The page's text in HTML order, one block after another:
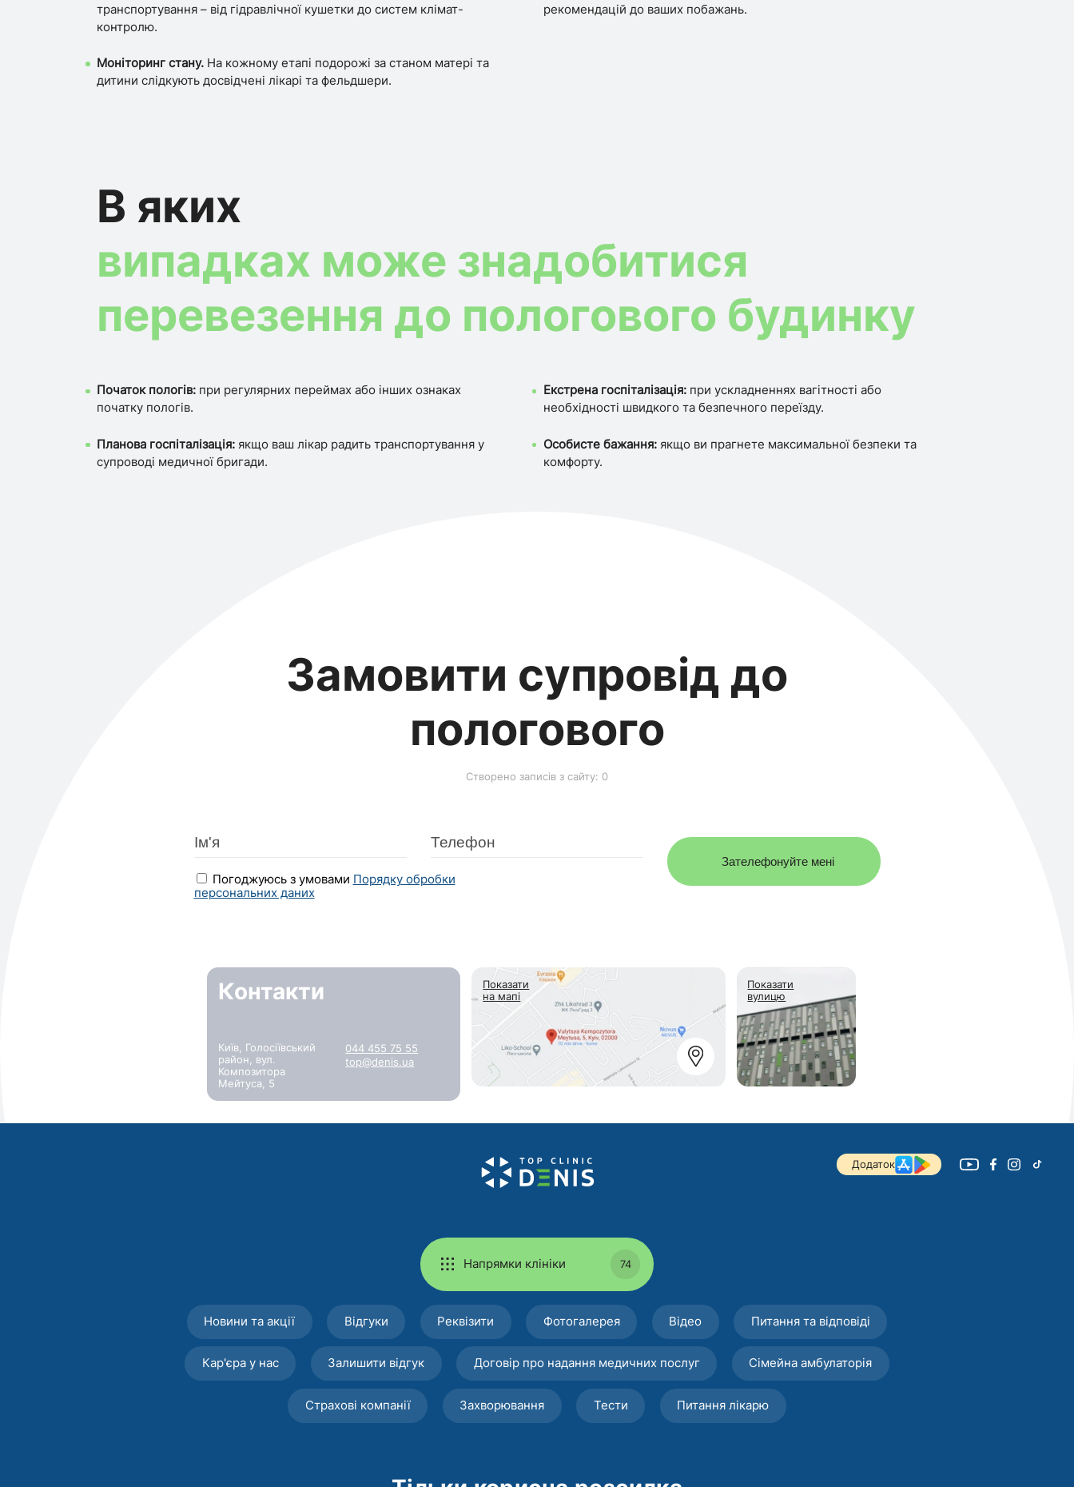
транспортування – від гідравлічної кушетки до систем клімат-
контролю.
Моніторинг стану. На кожному етапі подорожі за станом матері та
дитини слідкують досвідчені лікарі та фельдшери.
рекомендацій до ваших побажань.
В яких
випадках може знадобитися
перевезення до пологового будинку
Початок пологів: при регулярних переймах або інших ознаках
початку пологів.
Планова госпіталізація: якщо ваш лікар радить транспортування у
супроводі медичної бригади.
Екстрена госпіталізація:при ускладненнях вагітності або
необхідності швидкого та безпечного переїзду.
Особисте бажання:якщо ви прагнете максимальної безпеки та
комфорту.
Замовити супровід до
пологового
Створено записів з сайту: 0
Зателефонуйте мені
Погоджуюсь з умовами Порядку обробки
персональних даних
Контакти
Київ, Голосіївський
район, вул.
Композитора
Мейтуса, 5
044 455 75 55
top@denis.ua
Показати
на мапі
Показати
вулицю
Додаток
Напрямки клініки 74
Новини та акції Відгуки Реквізити Фотогалерея Відео Питання та відповіді
Кар'єра у нас Залишити відгук Договір про надання медичних послуг Сімейна амбулаторія
Страхові компанії Захворювання Тести Питання лікарю